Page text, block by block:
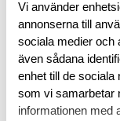
Vi använder
annonserna till
sociala medier och
även sådana
enhet till de sociala
som vi samarbetar
informationen med
RECENSIONER
OM VARUMÄRKET